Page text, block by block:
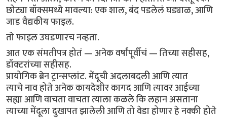
छोट्या बॉक्समध्ये मावल्या: एक शाल, बंद पडलेलं घड्याळ, आणि
जाड वैद्यकीय फाइल.
तो फाइल उघडणारच नव्हता.
आत एक संमतीपत्र होतं — अनेक वर्षांपूर्वीचं — तिच्या सहीसह,
डॉक्टरांच्या सहीसह.
प्रायोगिक ब्रेन ट्रान्सप्लांट. मेंदूची अदलाबदली आणि त्यात
त्याचे नाव होते अनेक कायदेशीर कागद आणि त्यावर आईच्या
सह्या आणि वाचता वाचता त्याला कळले कि लहान असताना
त्याच्या मेंदूला दुखापत झालेली आणि तो वेडा होणार हे नक्की होते